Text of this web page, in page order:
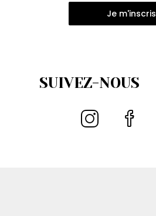
Je m'inscris
SUIVEZ-NOUS